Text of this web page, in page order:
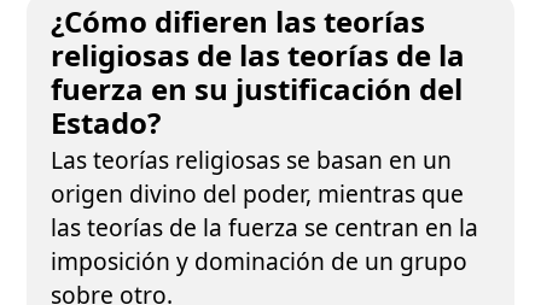
¿Cómo difieren las teorías
religiosas de las teorías de la
fuerza en su justificación del
Estado?
Las teorías religiosas se basan en un
origen divino del poder, mientras que
las teorías de la fuerza se centran en la
imposición y dominación de un grupo
sobre otro.